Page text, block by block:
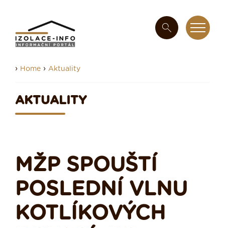
› Home › Aktuality
AKTUALITY
MŽP SPOUŠTÍ
POSLEDNÍ VLNU
KOTLÍKOVÝCH